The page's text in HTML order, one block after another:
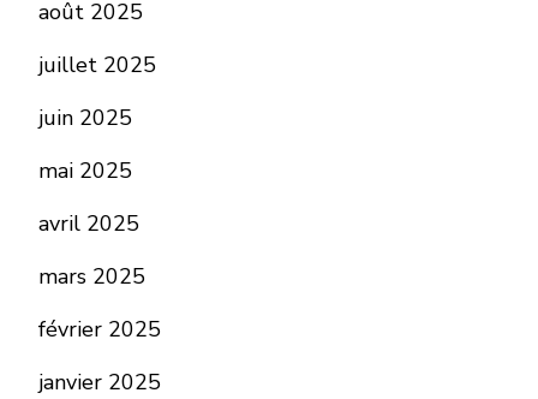
août 2025
juillet 2025
juin 2025
mai 2025
avril 2025
mars 2025
février 2025
janvier 2025